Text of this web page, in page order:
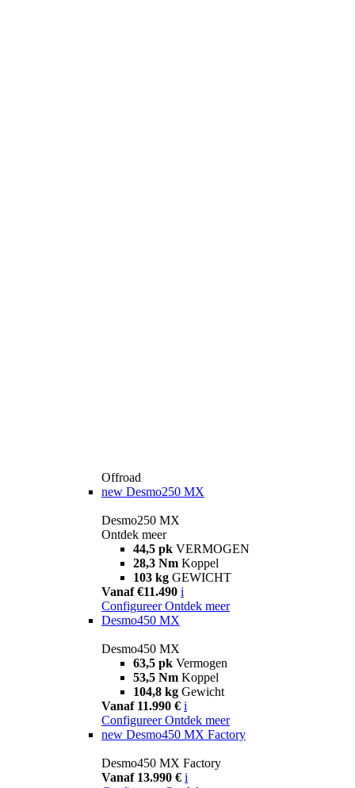
Offroad
new Desmo250 MX
Desmo250 MX
Ontdek meer
44,5 pk VERMOGEN
28,3 Nm Koppel
103 kg GEWICHT
Vanaf €11.490 i
Configureer Ontdek meer
Desmo450 MX
Desmo450 MX
63,5 pk Vermogen
53,5 Nm Koppel
104,8 kg Gewicht
Vanaf 11.990 € i
Configureer Ontdek meer
new Desmo450 MX Factory
Desmo450 MX Factory
Vanaf 13.990 € i